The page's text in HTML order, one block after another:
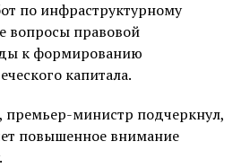
по инфраструктурному
вопросы правовой
к формированию
капитала.
премьер-министр подчеркнул,
повышенное внимание